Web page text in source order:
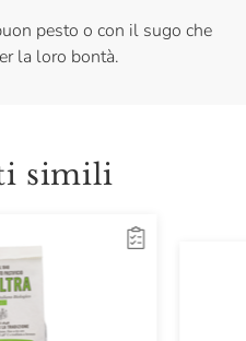
pesto o con il sugo che
la loro bontà.
simili